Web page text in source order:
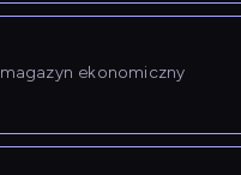
magazyn ekonomiczny